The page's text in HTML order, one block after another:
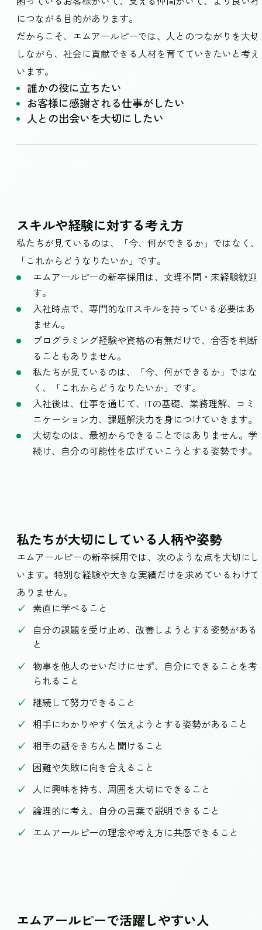
につながる目的があります。
だからこそ、エムアールピーでは、人とのつながりを大
しながら、社会に貢献できる人材を育てていきたいと考
います。
誰かの役に立ちたい
お客様に感謝される仕事がしたい
人との出会いを大切にしたい
スキルや経験に対する考え方
私たちが見ているのは、「今、何ができるか」ではなく、
「これからどうなりたいか」です。
エムアールピーの新卒採用は、文理不問・未経験歓迎
す。
入社時点で、専門的なITスキルを持っている必要はあ
ません。
プログラミング経験や資格の有無だけで、合否を判断
ることもありません。
私たちが見ているのは、「今、何ができるか」ではな
く、「これからどうなりたいか」です。
入社後は、仕事を通じて、ITの基礎、業務理解、コミ
ニケーション力、課題解決力を身につけていきます。
大切なのは、最初からできることではありません。学
続け、自分の可能性を広げていこうとする姿勢です。
私たちが大切にしている人柄や姿勢
エムアールピーの新卒採用では、次のような点を大切に
います。特別な経験や大きな実績だけを求めているわけ
ありません。
素直に学べること
自分の課題を受け止め、改善しようとする姿勢がある
と
物事を他人のせいだけにせず、自分にできることを考
られること
継続して努力できること
相手にわかりやすく伝えようとする姿勢があること
相手の話をきちんと聞けること
困難や失敗に向き合えること
人に興味を持ち、周囲を大切にできること
論理的に考え、自分の言葉で説明できること
エムアールピーの理念や考え方に共感できること
エムアールピーで活躍しやすい人